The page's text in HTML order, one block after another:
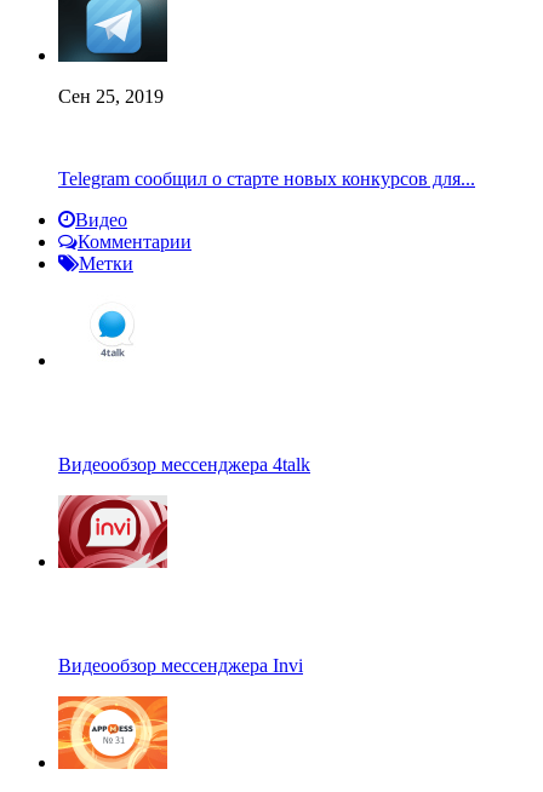
Сен 25, 2019
Telegram сообщил о старте новых конкурсов для...
Видео
Комментарии
Метки
Видеообзор мессенджера 4talk
Видеообзор мессенджера Invi